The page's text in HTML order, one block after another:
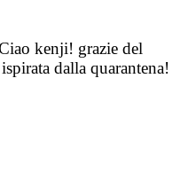
kenji! grazie del
dalla quarantena!